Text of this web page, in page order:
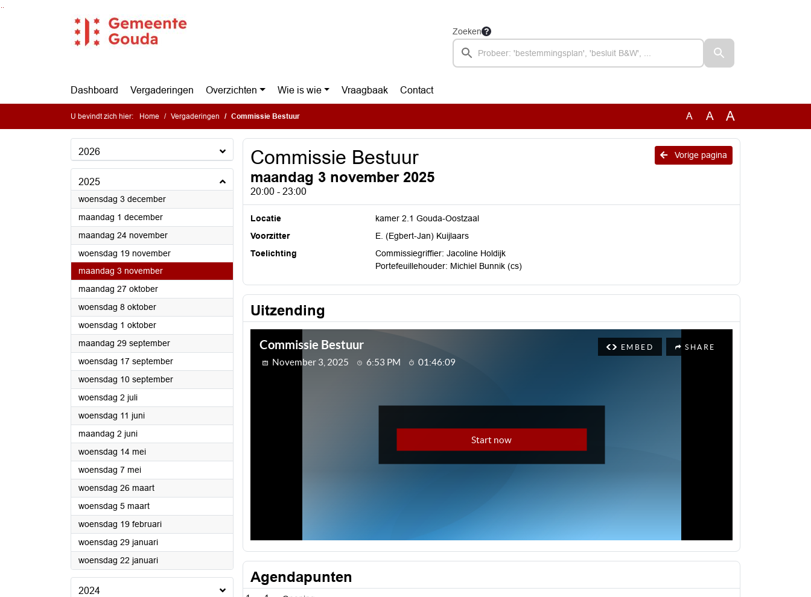
Ga naar de inhoud van deze pagina
Ga naar het zoeken
Ga naar het menu
Zoeken
Dashboard Vergaderingen Overzichten Wie is wie Vraagbaak Contact
U bevindt zich hier: Home Vergaderingen Commissie Bestuur A A A
2026
2025
woensdag 3 december2025
maandag 1 december2025
maandag 24 november2025
woensdag 19 november2025
maandag 3 november2025
maandag 27 oktober2025
woensdag 8 oktober2025
woensdag 1 oktober2025
maandag 29 september2025
woensdag 17 september2025
woensdag 10 september2025
woensdag 2 juli2025
woensdag 11 juni2025
maandag 2 juni2025
woensdag 14 mei2025
woensdag 7 mei2025
woensdag 26 maart2025
woensdag 5 maart2025
woensdag 19 februari2025
woensdag 29 januari2025
woensdag 22 januari2025
2024
Vorige pagina
Commissie Bestuur
maandag 3 november 2025
20:00 - 23:00
Locatie
kamer 2.1 Gouda-Oostzaal
Voorzitter
E. (Egbert-Jan) Kuijlaars
Toelichting
Commissiegriffier: Jacoline Holdijk
Portefeuillehouder: Michiel Bunnik (cs)
Uitzending
Agendapunten